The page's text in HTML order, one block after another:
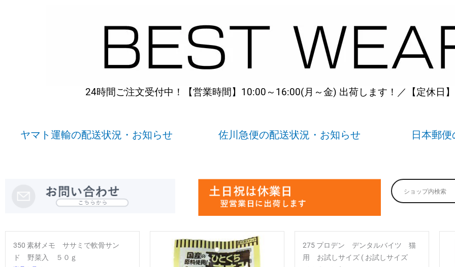
24時間ご注文受付中！【営業時間】10:00～16:00(月～金) 出荷します！／【定休日
ヤマト運輸の配送状況・お知らせ 佐川急便の配送状況・お知らせ 日本郵
350 素材メモ ササミで軟骨サン
ド 野菜入 ５０ｇ
275 プロデン デンタルバイツ 猫
用 お試しサイズ ( お試しサイズ